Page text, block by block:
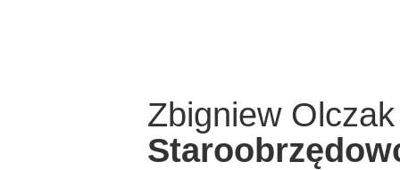
Zbigniew Olczak